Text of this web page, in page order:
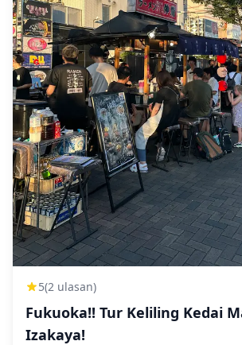
memastikan komunikasi yang lancar
Pastikan Anda sudah menginstal
sebelumnya. (Mohon beri tahu kami
mengalami masalah dalam menggunakan
Anda ingin berfoto di resort, restoran,
fasilitas lain yang memerlukan izin
pastikan untuk mendapatkan izin
diperlukan terlebih dahulu secara
transportasi, termasuk biaya pemandu,
masuk ke lokasi mana pun. ◆Pengiriman Foto ・Foto
akan diambil dengan smartphone/
wisatawan pada hari pemotretan. ・
retouching atau pengeditan kosmetik
dilakukan. Foto-foto tersebut akan
alami Anda menjelajahi Jepang! ![]
(https://assets.hldycdn.com/
![]
(https://assets.hldycdn.com/
![]
(https://assets.hldycdn.com/
![]
(https://assets.hldycdn.com/
![]
(https://assets.hldycdn.com/
![]
(https://assets.hldycdn.com/
(https://assets.hldycdn.com/
![]
5(2 ulasan)
Fukuoka!! Tur Keliling Kedai
Izakaya!